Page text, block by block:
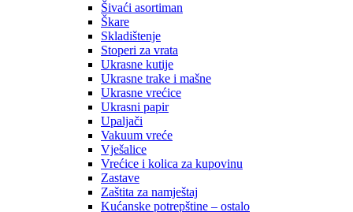
Šivaći asortiman
Škare
Skladištenje
Stoperi za vrata
Ukrasne kutije
Ukrasne trake i mašne
Ukrasne vrećice
Ukrasni papir
Upaljači
Vakuum vreće
Vješalice
Vrećice i kolica za kupovinu
Zastave
Zaštita za namještaj
Kućanske potrepštine – ostalo